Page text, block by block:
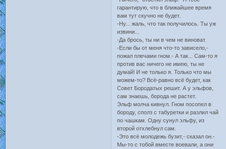
гарантирую, что в ближайшее время
вам тут скучно не будет.
-Ну... жаль, что так получилось. Ты уж
извини...
-Да брось, ты ни в чем не виноват.
-Если бы от меня что-то зависело,-
пожал плечами гном.- А так... Сам-то я
против вас ничего не имею, ты не
думай! И не только я. Только что мы
можем-то? Всё-равно всё будет, как
Совет Бородатых решит. А у эльфов,
сам знаешь, борода не растет.
Эльф молча кивнул. Гном посопел в
бороду, сполз с табуретки и разлил чай
по чашкам. Одну сунул эльфу, из
второй отхлебнул сам.
-Это всё молодежь бузит,- сказал он.-
Мы-то с тобой вместе воевали, а они